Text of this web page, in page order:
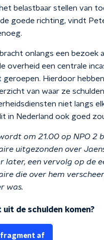
belastbaar stellen van
goede richting, vindt
onlangs een bezoek
overheid een centrale
geroepen. Hierdoor
van waar ze
niet langs
in Nederland ook goed
om 21.00 op NPO 2
uitgezonden over
later, een vervolg op de
die over hem
was.
uit de schulden komen?
fragment af